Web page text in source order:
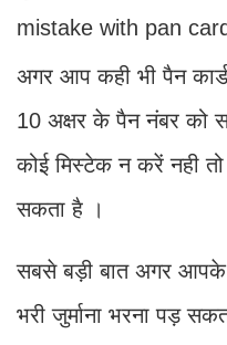
mistake with pan card
अगर आप कही भी पैन
10 अक्षर के पैन नंबर को
कोई मिस्टेक न करें नही तो
सकता है ।
सबसे बड़ी बात अगर आपके
भरी जुर्माना भरना पड़